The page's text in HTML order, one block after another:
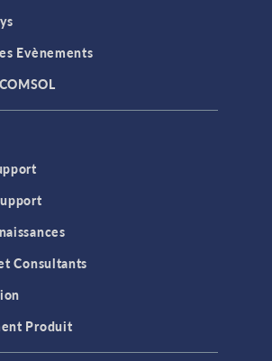
Evènements
Consultants
Produit